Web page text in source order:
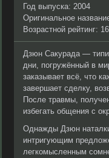
Год выпуска: 2004
Оригинальное
Возрастной рейтинг:
Дзюн Сакурада —
дни, погружённый в
заказывает всё, что
завершает сделку,
После травмы,
избегать общения с
Однажды Дзюн
интригующим
легкомысленным